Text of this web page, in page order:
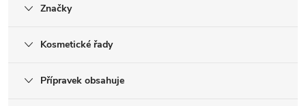
Značky
Kosmetické řady
Přípravek obsahuje